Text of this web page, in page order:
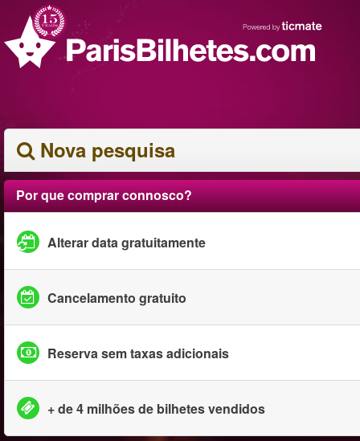
Nova pesquisa
Por que comprar connosco?
Alterar data gratuitamente
Cancelamento gratuito
Reserva sem taxas adicionais
+ de 4 milhões de bilhetes vendidos